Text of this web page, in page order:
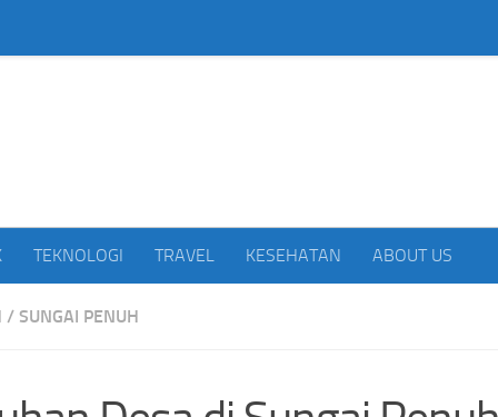
TEKNOLOGI TRAVEL KESEHATAN ABOUT US
/ SUNGAI PENUH